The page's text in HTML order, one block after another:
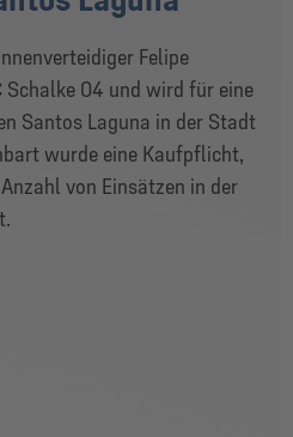
Felipe
Schalke 04 und wird für eine
Santos Laguna in der Stadt
wurde eine Kaufpflicht,
von Einsätzen in der